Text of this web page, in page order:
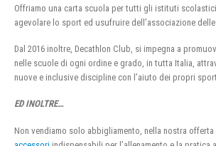
Offriamo una carta scuola per tutti gli istituti
agevolare lo sport ed usufruire dell’associazione
Dal 2016 inoltre, Decathlon Club, si impegna a
nelle scuole di ogni ordine e grado, in tutta Italia,
nuove e inclusive discipline con l’aiuto dei propri
ED INOLTRE…
Non vendiamo solo abbigliamento, nella nostra